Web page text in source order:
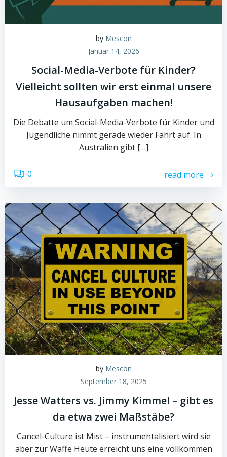
by Mescon
Januar 14, 2026
Social-Media-Verbote für Kinder?
Vielleicht sollten wir erst einmal unsere
Hausaufgaben machen!
Die Debatte um Social-Media-Verbote für Kinder und
Jugendliche nimmt gerade wieder Fahrt auf. In
Australien gibt […]
0 read more
by Mescon
September 18, 2025
Jesse Watters vs. Jimmy Kimmel – gibt es
da etwa zwei Maßstäbe?
Cancel-Culture ist Mist – instrumentalisiert wird sie
aber zur Waffe Heute erreicht uns eine vollkommen